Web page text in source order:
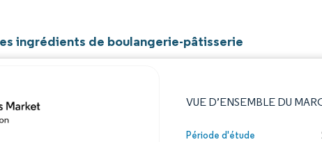
ingrédients de boulangerie-pâtisserie
VUE D’ENSEMBLE DU
Période d'étude